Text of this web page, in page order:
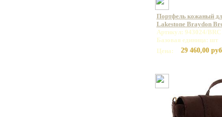
Портфель кожаный
Lakestone Braydon
Артикул: 943024/BRC
Базовая единица: шт
Цена:
29 460,00